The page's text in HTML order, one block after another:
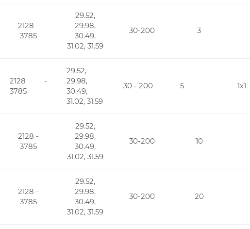
2128 -
3785
29.52,
29.98,
30.49,
31.02, 31.59
30-200 3
2128 -
3785
29.52,
29.98,
30.49,
31.02, 31.59
30 - 200 5 1x1
2128 -
3785
29.52,
29.98,
30.49,
31.02, 31.59
30-200 10
2128 -
3785
29.52,
29.98,
30.49,
31.02, 31.59
30-200 20